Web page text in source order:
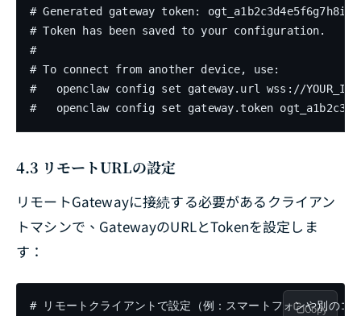
# Generated gateway token:
# Token has been saved to your configuration.
#
# To connect from another device, use:
#   openclaw config set gateway.url wss://
#   openclaw config set gateway.token
4.3 リモートURLの設定
リモートGatewayに接続する必要があるクライアン
トマシンで、GatewayのURLとTokenを設定しま
す：
# リモートクライアントで設定（例：スマートフォンや別のコ
Copy